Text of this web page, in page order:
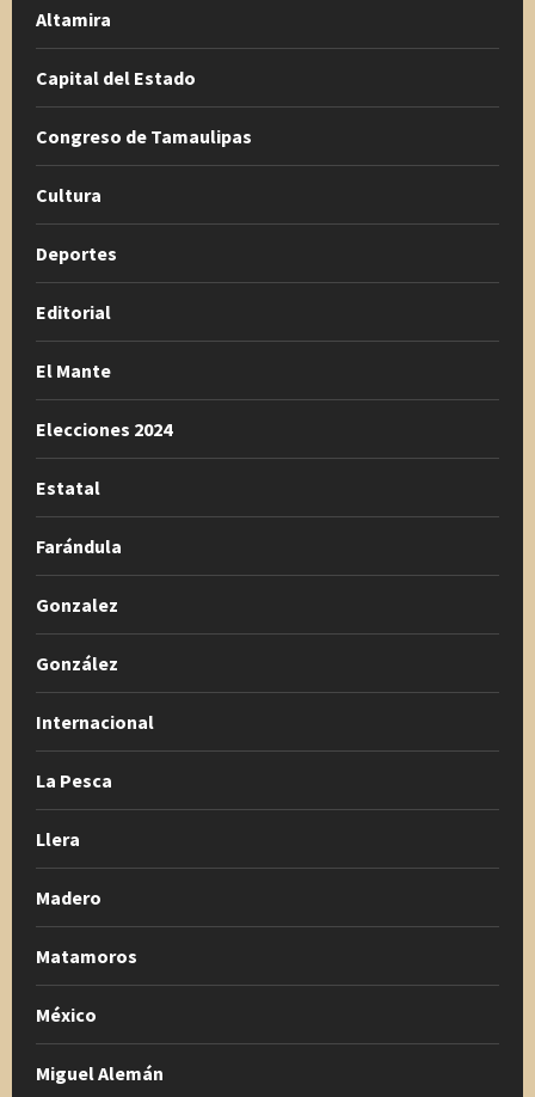
Altamira
Capital del Estado
Congreso de Tamaulipas
Cultura
Deportes
Editorial
El Mante
Elecciones 2024
Estatal
Farándula
Gonzalez
González
Internacional
La Pesca
Llera
Madero
Matamoros
México
Miguel Alemán